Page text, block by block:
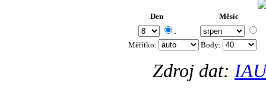
Den Měsíc
.
Měřítko: Body:
Zdroj dat: